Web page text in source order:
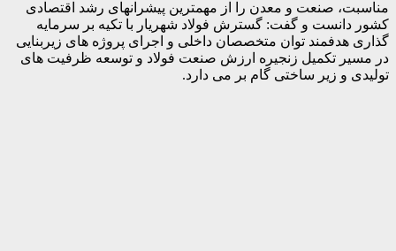
مناسبت، صنعت و معدن را از مهمترین پیشرانهای رشد اقتصادی
کشور دانست و گفت: گسترش فولاد شهریار با تکیه بر سرمایه
گذاری هدفمند توان متخصصان داخلی و اجرای پروژه های زیربنایی
در مسیر تکمیل زنجیره ارزش صنعت فولاد و توسعه ظرفیت های
تولیدی و زیر ساختی گام بر می دارد.